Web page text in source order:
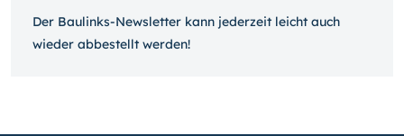
Der Baulinks-Newsletter kann jeder­zeit leicht auch
wieder ab­bestellt werden!